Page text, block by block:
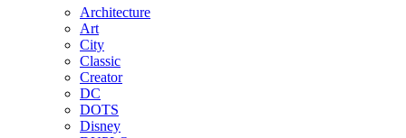
Architecture
Art
City
Classic
Creator
DC
DOTS
Disney